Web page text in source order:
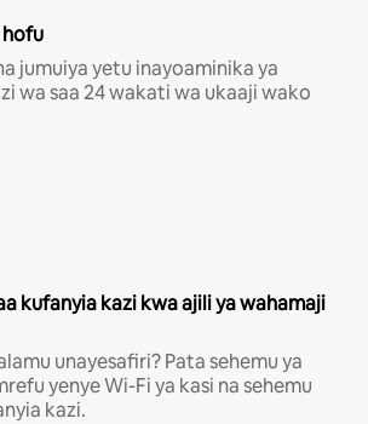
hofu
jumuiya yetu inayoaminika ya
wa saa 24 wakati wa ukaaji wako
kufanyia kazi kwa ajili ya wahamaji
unayesafiri? Pata sehemu ya
yenye Wi-Fi ya kasi na sehemu
kazi.